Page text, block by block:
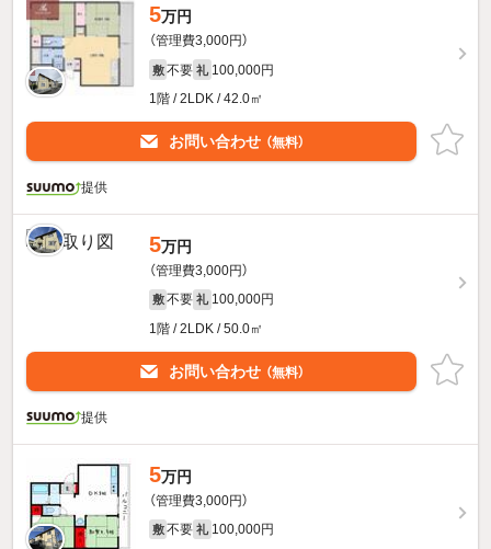
5万円
（管理費3,000円）
敷 不要 礼 100,000円
1階 / 2LDK / 42.0㎡
お問い合わせ （無料）
提供
5万円
（管理費3,000円）
敷 不要 礼 100,000円
1階 / 2LDK / 50.0㎡
お問い合わせ （無料）
提供
5万円
（管理費3,000円）
敷 不要 礼 100,000円